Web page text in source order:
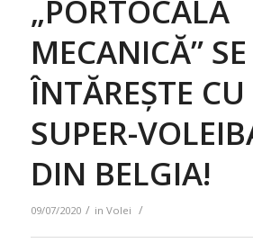
„PORTOCALA
MECANICĂ” SE
ÎNTĂREȘTE
SUPER-
DIN BELGIA!
09/07/2020 / in Volei /